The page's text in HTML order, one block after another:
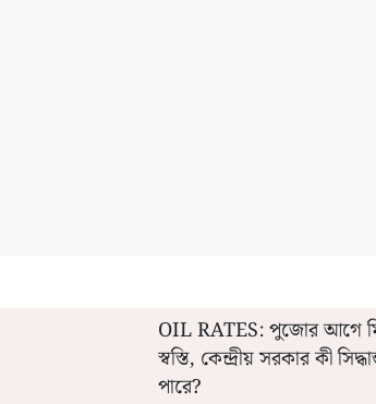
OIL RATES: পুজোর আগে মিলতে পারে
স্বস্তি, কেন্দ্রীয় সরকার কী
পারে?
ফর্ম? মিশর কোচ কেন 'এক্স' চিহ্ন